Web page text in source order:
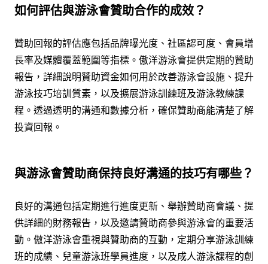
如何評估與游泳會贊助合作的成效？
贊助回報的評估應包括品牌曝光度、社區認可度、會員增
長率及媒體覆蓋範圍等指標。傲洋游泳會提供定期的贊助
報告，詳細說明贊助資金如何用於改善游泳會設施、提升
游泳技巧培訓質素，以及擴展游泳訓練班及游泳教練課
程。透過透明的溝通和數據分析，確保贊助商能清楚了解
投資回報。
與游泳會贊助商保持良好溝通的技巧有哪些？
良好的溝通包括定期進行進度更新、舉辦贊助商會議、提
供詳細的財務報告，以及邀請贊助商參與游泳會的重要活
動。傲洋游泳會重視與贊助商的互動，定期分享游泳訓練
班的成績、兒童游泳班學員進度，以及成人游泳課程的創